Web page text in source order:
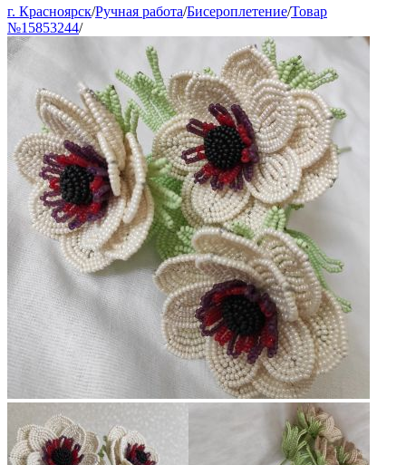
г. Красноярск/Ручная работа/Бисероплетение/Товар
№15853244/